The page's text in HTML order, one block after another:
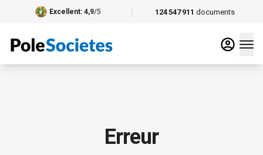
124 547 911 documents
Excellent: 4,9/5
Erreur